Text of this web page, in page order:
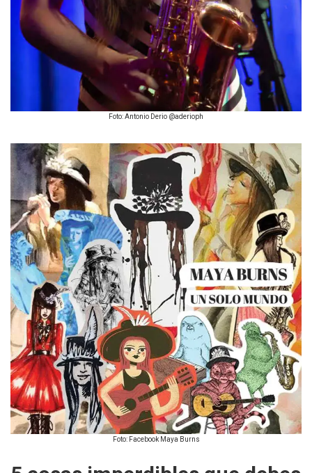
Foto: Antonio Derio @aderioph
Foto: Facebook Maya Burns